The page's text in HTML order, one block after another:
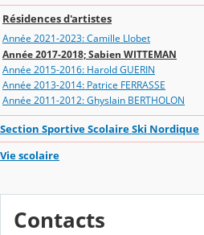
Résidences d'artistes
Année 2021-2023: Camille Llobet
Année 2017-2018; Sabien WITTEMAN
Année 2015-2016: Harold GUERIN
Année 2013-2014: Patrice FERRASSE
Année 2011-2012: Ghyslain BERTHOLON
Section Sportive Scolaire Ski Nordique
Vie scolaire
Contacts